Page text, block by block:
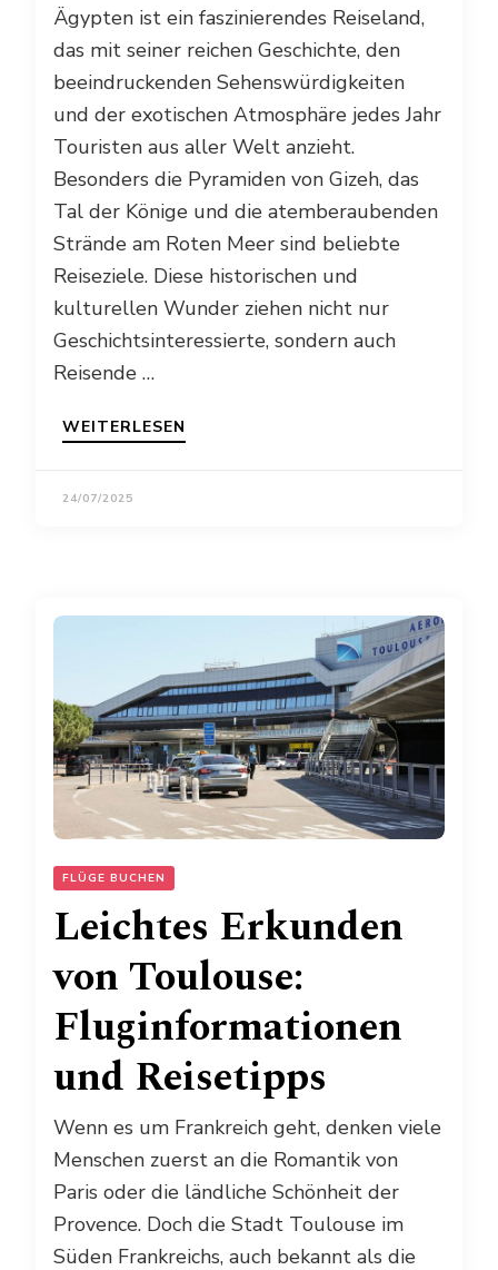
Ägypten ist ein faszinierendes Reiseland,
das mit seiner reichen Geschichte, den
beeindruckenden Sehenswürdigkeiten
und der exotischen Atmosphäre jedes Jahr
Touristen aus aller Welt anzieht.
Besonders die Pyramiden von Gizeh, das
Tal der Könige und die atemberaubenden
Strände am Roten Meer sind beliebte
Reiseziele. Diese historischen und
kulturellen Wunder ziehen nicht nur
Geschichtsinteressierte, sondern auch
Reisende …
WEITERLESEN
24/07/2025
FLÜGE BUCHEN
Leichtes Erkunden
von Toulouse:
Fluginformationen
und Reisetipps
Wenn es um Frankreich geht, denken viele
Menschen zuerst an die Romantik von
Paris oder die ländliche Schönheit der
Provence. Doch die Stadt Toulouse im
Süden Frankreichs, auch bekannt als die